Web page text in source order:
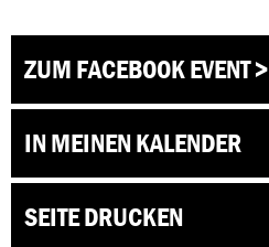
ZUM FACEBOOK EVENT >
IN MEINEN KALENDER
SEITE DRUCKEN